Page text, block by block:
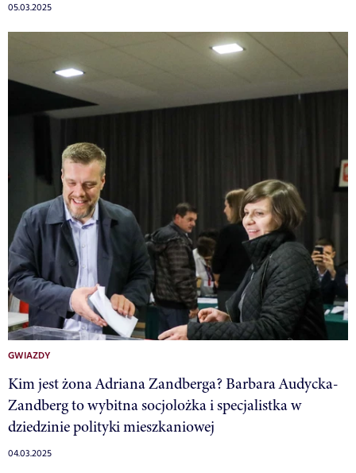
05.03.2025
GWIAZDY
Kim jest żona Adriana Zandberga? Barbara Audycka-
Zandberg to wybitna socjolożka i specjalistka w
dziedzinie polityki mieszkaniowej
04.03.2025